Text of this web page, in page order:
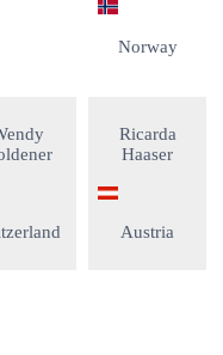
Norway
Ricarda
Haaser
Austria